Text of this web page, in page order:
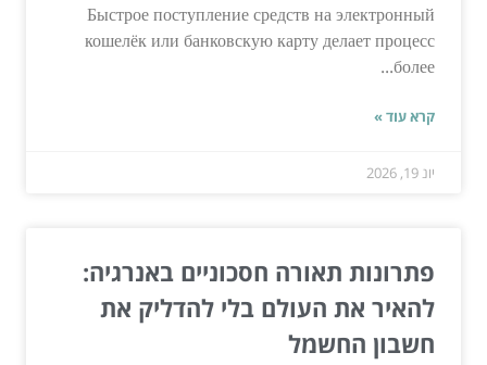
Быстрое поступление средств на электронный
кошелёк или банковскую карту делает процесс
более...
קרא עוד »
יונ 19, 2026
פתרונות תאורה חסכוניים באנרגיה:
להאיר את העולם בלי להדליק את
חשבון החשמל